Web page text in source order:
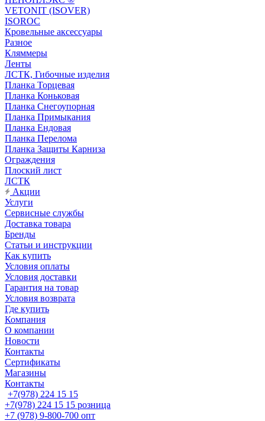
VETONIT (ISOVER)
ISOROC
Кровельные аксессуары
Разное
Кляммеры
Ленты
ЛСТК, Гибочные изделия
Планка Торцевая
Планка Коньковая
Планка Снегоупорная
Планка Примыкания
Планка Ендовая
Планка Перелома
Планка Защиты Карниза
Ограждения
Плоский лист
ЛСТК
Акции
Услуги
Сервисные службы
Доставка товара
Бренды
Статьи и инструкции
Как купить
Условия оплаты
Условия доставки
Гарантия на товар
Условия возврата
Где купить
Компания
О компании
Новости
Контакты
Сертификаты
Магазины
Контакты
+7(978) 224 15 15
+7(978) 224 15 15 розница
+7 (978) 9-800-700 опт